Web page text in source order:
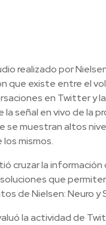
realizado por
que existe entre el
en Twitter y
la señal en vivo de la
se muestran altos
mismos.
cruzar la
que
de Nielsen: Neuro y
la actividad de